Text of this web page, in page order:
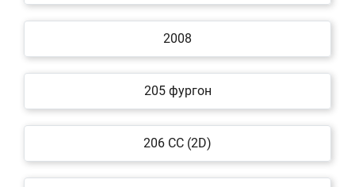
2008
205 фургон
206 CC (2D)